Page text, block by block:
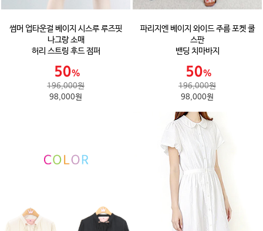
썸머 업타운걸 베이지 시스루 루즈핏
나그랑 소매
허리 스트링 후드 점퍼
196,000원
98,000원
파리지엔 베이지 와이드 주름 포켓 쿨
스판
밴딩 치마바지
196,000원
98,000원